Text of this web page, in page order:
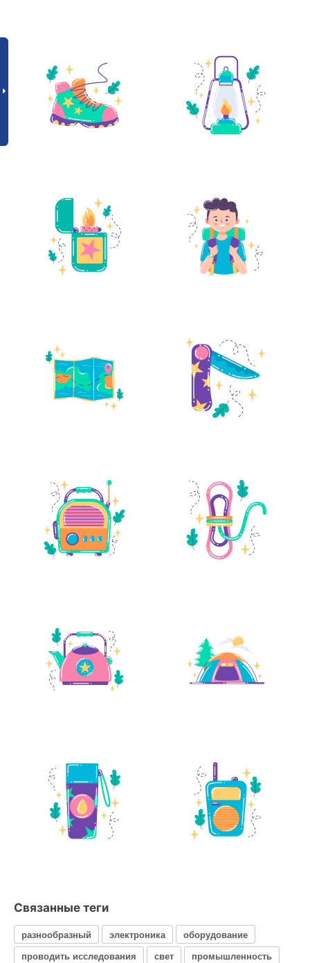
Связанные теги
разнообразный электроника
оборудование
проводить исследования
свет
промышленность